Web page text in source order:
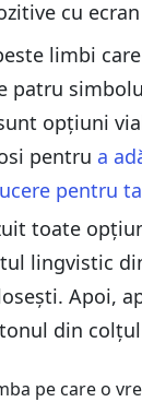
cu
limbi
patru
opțiuni
pentru a
pentru
toate
lingvistic
Apoi,
din